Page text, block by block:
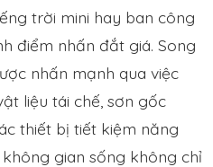
trời mini hay ban công
điểm nhấn đắt giá. Song
nhấn mạnh qua việc
liệu tái chế, sơn gốc
thiết bị tiết kiệm năng
gian sống không chỉ